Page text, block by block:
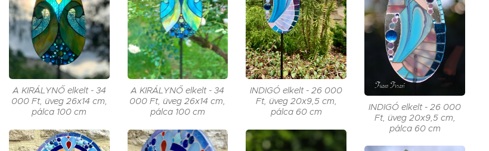
A KIRÁLYNŐ elkelt - 34
000 Ft, üveg 26x14 cm,
pálca 100 cm
A KIRÁLYNŐ elkelt - 34
000 Ft, üveg 26x14 cm,
pálca 100 cm
INDIGÓ elkelt - 26 000
Ft, üveg 20x9,5 cm,
pálca 60 cm
INDIGÓ elkelt - 26 000
Ft, üveg 20x9,5 cm,
pálca 60 cm